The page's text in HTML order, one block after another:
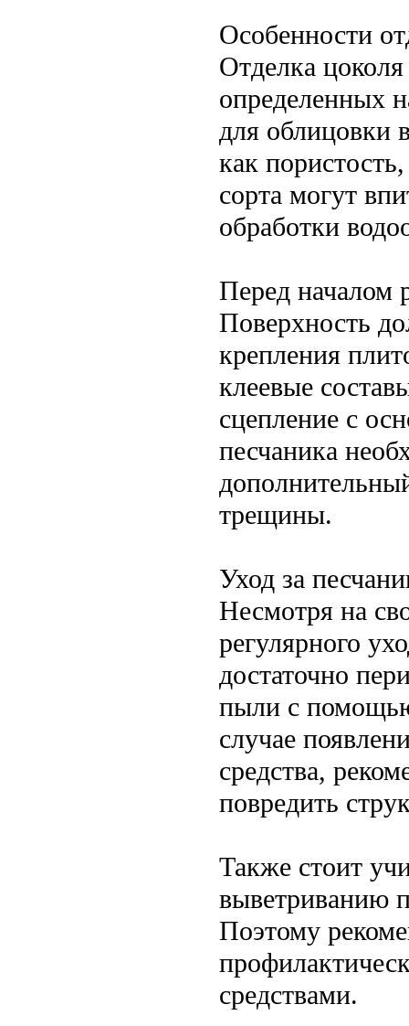
Особенности
Отделка
определенных
для облицовки
как
сорта могут
обработки
Перед началом
Поверхность
крепления
клеевые
сцепление с
песчаника
трещины.
Уход за
Несмотря на
регулярного
достаточно
пыли с
случае
средства,
повредить
Также стоит
выветриванию
Поэтому
средствами.